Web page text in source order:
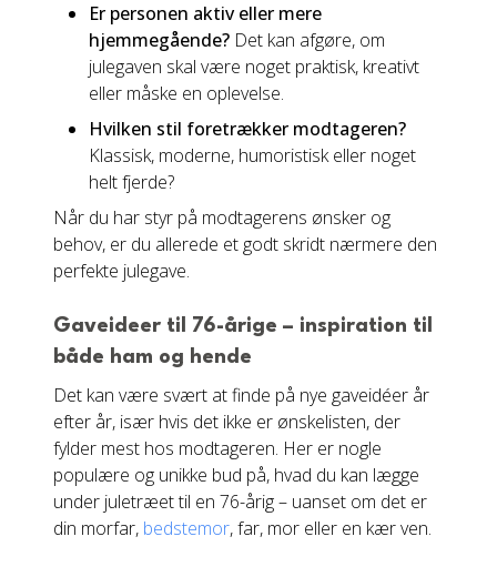
Er personen aktiv eller mere
hjemmegående? Det kan afgøre, om
julegaven skal være noget praktisk, kreativt
eller måske en oplevelse.
Hvilken stil foretrækker modtageren?
Klassisk, moderne, humoristisk eller noget
helt fjerde?
Når du har styr på modtagerens ønsker og
behov, er du allerede et godt skridt nærmere den
perfekte julegave.
Gaveideer til 76-årige – inspiration til
både ham og hende
Det kan være svært at finde på nye gaveidéer år
efter år, især hvis det ikke er ønskelisten, der
fylder mest hos modtageren. Her er nogle
populære og unikke bud på, hvad du kan lægge
under juletræet til en 76-årig – uanset om det er
din morfar, bedstemor, far, mor eller en kær ven.